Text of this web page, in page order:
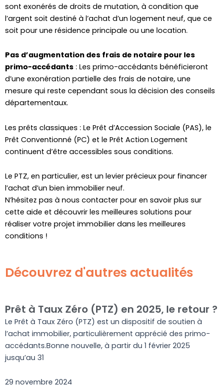
sont exonérés de droits de mutation, à condition que
l’argent soit destiné à l’achat d’un logement neuf, que ce
soit pour une résidence principale ou une location.
Pas d’augmentation des frais de notaire pour les
primo-accédants : Les primo-accédants bénéficieront
d’une exonération partielle des frais de notaire, une
mesure qui reste cependant sous la décision des conseils
départementaux.
Les prêts classiques : Le Prêt d’Accession Sociale (PAS), le
Prêt Conventionné (PC) et le Prêt Action Logement
continuent d’être accessibles sous conditions.
Le PTZ, en particulier, est un levier précieux pour financer
l’achat d’un bien immobilier neuf.
N’hésitez pas à nous contacter pour en savoir plus sur
cette aide et découvrir les meilleures solutions pour
réaliser votre projet immobilier dans les meilleures
conditions !
Découvrez d'autres actualités
Prêt à Taux Zéro (PTZ) en 2025, le retour ?
Le Prêt à Taux Zéro (PTZ) est un dispositif de soutien à
l’achat immobilier, particulièrement apprécié des primo-
accédants.Bonne nouvelle, à partir du 1 février 2025
jusqu’au 31
29 novembre 2024